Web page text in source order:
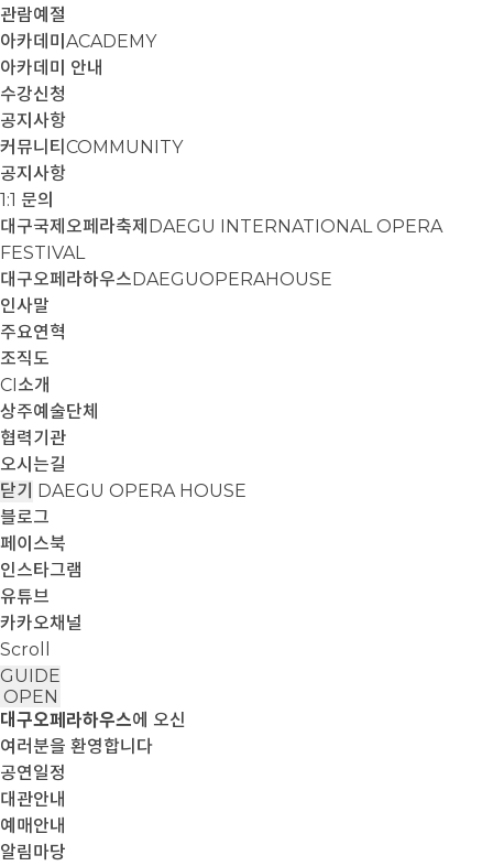
관람예절
아카데미 ACADEMY
아카데미 안내
수강신청
공지사항
커뮤니티 COMMUNITY
공지사항
1:1 문의
대구국제오페라축제 DAEGU INTERNATIONAL OPERA
FESTIVAL
대구오페라하우스DAEGUOPERAHOUSE
인사말
주요연혁
조직도
CI소개
상주예술단체
협력기관
오시는길
닫기 DAEGU OPERA HOUSE
블로그
페이스북
인스타그램
유튜브
카카오채널
Scroll
GUIDE
OPEN
대구오페라하우스에 오신
여러분을 환영합니다
공연일정
대관안내
예매안내
알림마당